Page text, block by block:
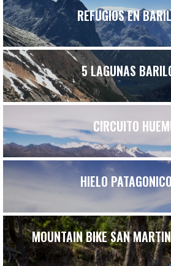
REFUGIOS EN
5 LAGUNAS
CIRCUITO
HIELO
MOUNTAIN BIKE SAN